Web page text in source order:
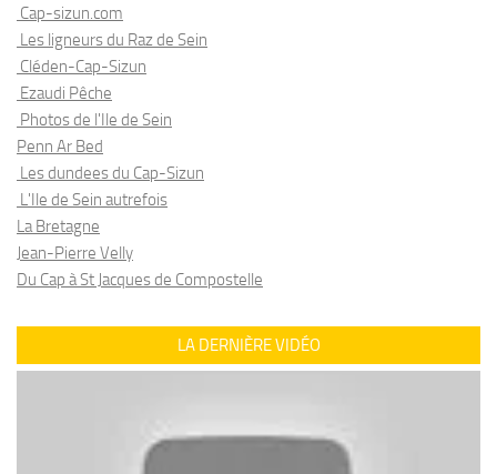
Cap-sizun.com
Les ligneurs du Raz de Sein
Cléden-Cap-Sizun
Ezaudi Pêche
Photos de l'Ile de Sein
Penn Ar Bed
Les dundees du Cap-Sizun
L'Ile de Sein autrefois
La Bretagne
Jean-Pierre Velly
Du Cap à St Jacques de Compostelle
LA DERNIÈRE VIDÉO